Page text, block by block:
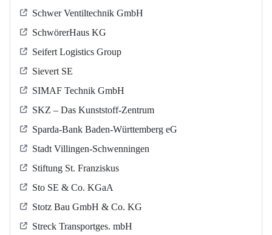
Schwer Ventiltechnik GmbH
SchwörerHaus KG
Seifert Logistics Group
Sievert SE
SIMAF Technik GmbH
SKZ – Das Kunststoff-Zentrum
Sparda-Bank Baden-Württemberg eG
Stadt Villingen-Schwenningen
Stiftung St. Franziskus
Sto SE & Co. KGaA
Stotz Bau GmbH & Co. KG
Streck Transportges. mbH